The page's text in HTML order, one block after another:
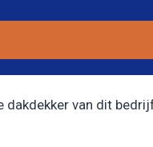
dakdekker van dit